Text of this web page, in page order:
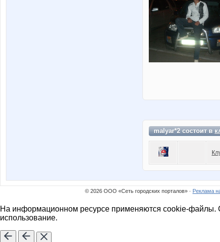
malyar*2 состоит в
© 2026 ООО «Сеть городских порталов» · Реклама
На информационном ресурсе применяются cookie-файлы.
использование.